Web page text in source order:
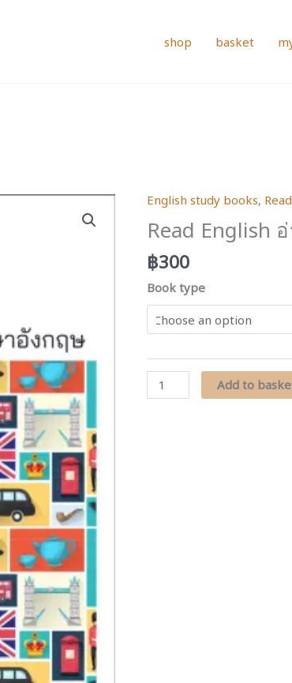
shop basket
English study books,
Read English
฿300
Book type
Read
English
Add to